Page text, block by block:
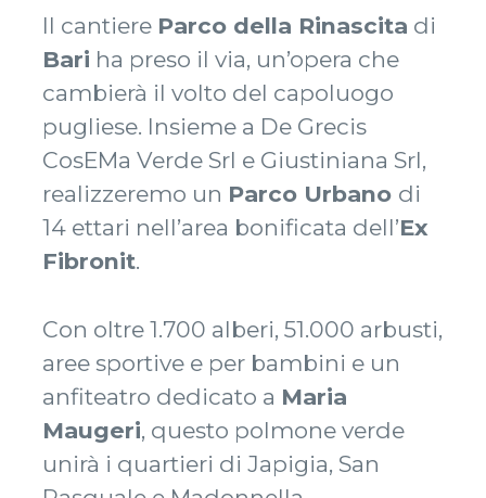
Il cantiere Parco della Rinascita di
Bari ha preso il via, un’opera che
cambierà il volto del capoluogo
pugliese. Insieme a De Grecis
CosEMa Verde Srl e Giustiniana Srl,
realizzeremo un Parco Urbano di
14 ettari nell’area bonificata dell’Ex
Fibronit.
Con oltre 1.700 alberi, 51.000 arbusti,
aree sportive e per bambini e un
anfiteatro dedicato a Maria
Maugeri, questo polmone verde
unirà i quartieri di Japigia, San